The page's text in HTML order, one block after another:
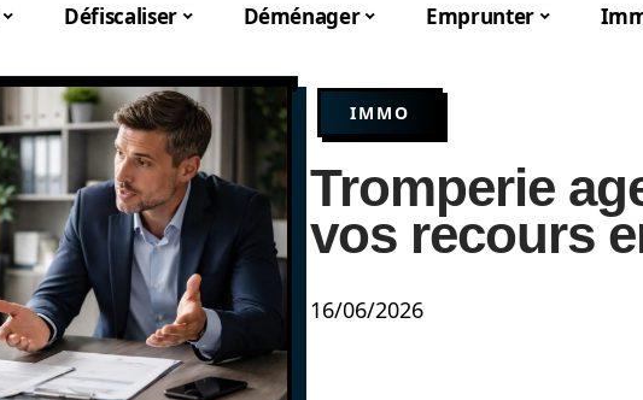
Défiscaliser Déménager Emprunter
IMMO
Tromperie
vos recours
16/06/2026